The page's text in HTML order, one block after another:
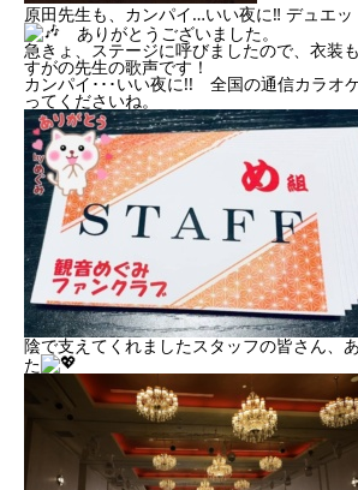
原田先生も、カンパイ…いい夜に‼︎ デュエッ
ありがとうございました。
急きょ、ステージに呼びましたので、衣装
すがの先生の歌声です！
カンパイ･･･いい夜に!! 全国の通信カラオ
ってくださいね。
陰で支えてくれましたスタッフの皆さん、
た